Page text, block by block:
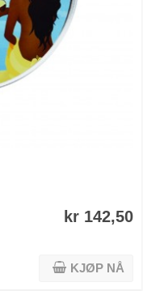
kr 142,50
KJØP NÅ